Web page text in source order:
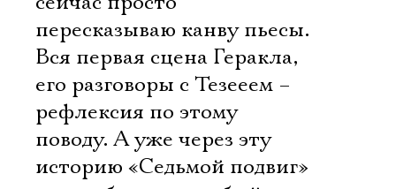
пересказываю канву пьесы.
Вся первая сцена Геракла,
его разговоры с Тезееем –
рефлексия по этому
поводу. А уже через эту
историю «Седьмой подвиг»